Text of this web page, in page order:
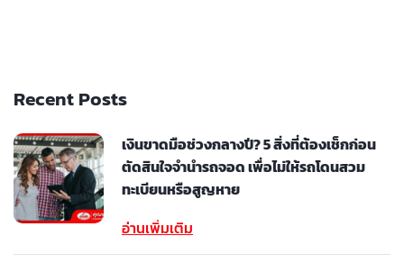
Recent Posts
เงินขาดมือช่วงกลางปี? 5 สิ่งที่ต้องเช็กก่อน
ตัดสินใจจำนำรถจอด เพื่อไม่ให้รถโดนสวม
ทะเบียนหรือสูญหาย
อ่านเพิ่มเติม